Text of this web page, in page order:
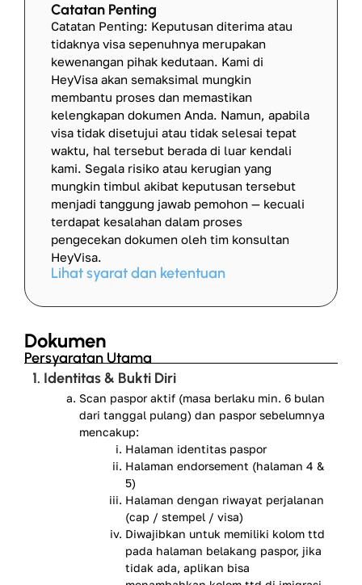
Catatan Penting
Catatan Penting: Keputusan diterima atau
tidaknya visa sepenuhnya merupakan
kewenangan pihak kedutaan. Kami di
HeyVisa akan semaksimal mungkin
membantu proses dan memastikan
kelengkapan dokumen Anda. Namun, apabila
visa tidak disetujui atau tidak selesai tepat
waktu, hal tersebut berada di luar kendali
kami. Segala risiko atau kerugian yang
mungkin timbul akibat keputusan tersebut
menjadi tanggung jawab pemohon — kecuali
terdapat kesalahan dalam proses
pengecekan dokumen oleh tim konsultan
HeyVisa.
Lihat syarat dan ketentuan
Dokumen
Persyaratan Utama
1. Identitas & Bukti Diri
Scan paspor aktif (masa berlaku min. 6 bulan
dari tanggal pulang) dan paspor sebelumnya
mencakup:
Halaman identitas paspor
Halaman endorsement (halaman 4 &
5)
Halaman dengan riwayat perjalanan
(cap / stempel / visa)
Diwajibkan untuk memiliki kolom ttd
pada halaman belakang paspor, jika
tidak ada, aplikan bisa